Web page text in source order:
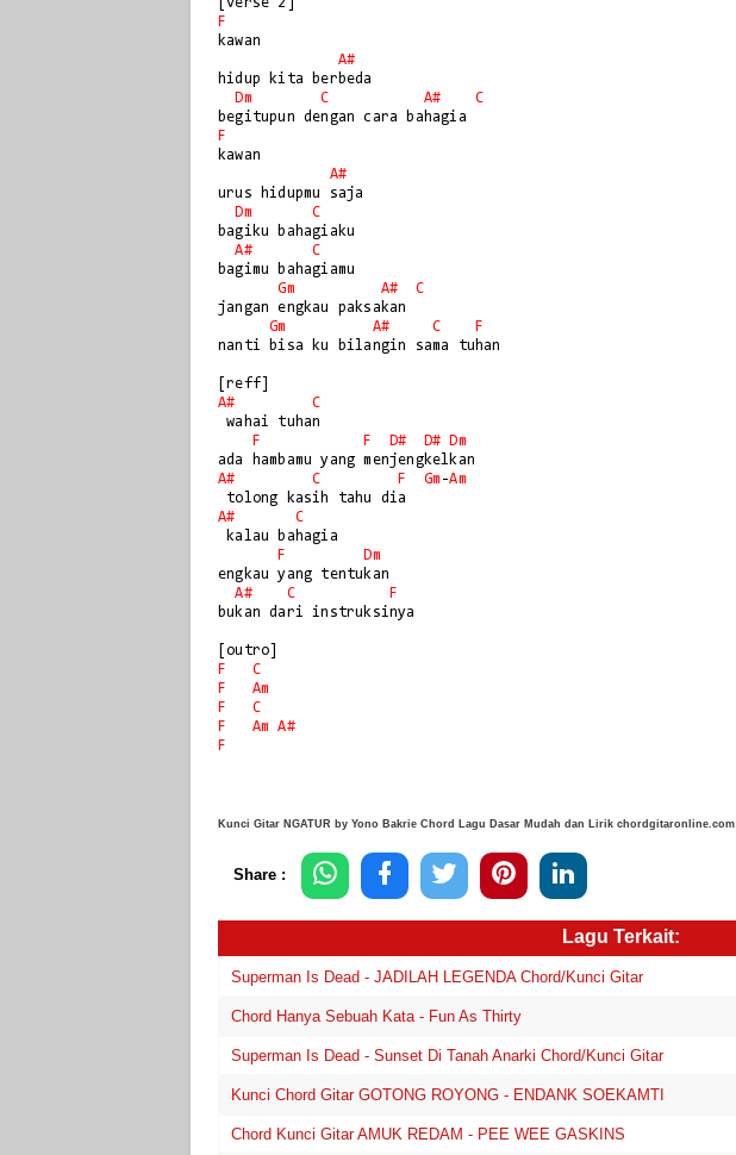
F
kawan
A#
hidup kita berbeda
Dm
C A#
C
F
kawan
A#
urus hidupmu saja
Dm
C
bagiku bahagiaku
A#
C
bagimu bahagiamu
Gm
A#
C
jangan engkau paksakan
Gm
A# C
F
nanti bisa ku bilangin sama tuhan
A#
C
wahai tuhan
F
F D# D#
Dm
A#
C F Gm -Am
A#
C
F
Dm
engkau yang tentukan
A#
C
F
bukan dari instruksinya
F
C
F
Am
F
C
F
Am
A#
F
Kunci Gitar NGATUR by Yono Bakrie Chord Lagu Dasar Mudah dan Lirik chordgitaronline.com
Share :
Lagu Terkait:
Superman Is Dead - JADILAH LEGENDA Chord/Kunci Gitar
Chord Hanya Sebuah Kata - Fun As Thirty
Superman Is Dead - Sunset Di Tanah Anarki Chord/Kunci Gitar
Kunci Chord Gitar GOTONG ROYONG - ENDANK SOEKAMTI
Chord Kunci Gitar AMUK REDAM - PEE WEE GASKINS